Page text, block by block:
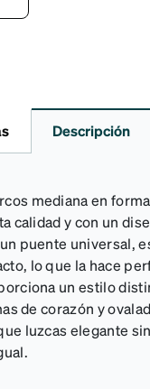
Descripción
mediana en
calidad y con un
puente universal,
lo que la hace
un estilo
de corazón y
luzcas elegante